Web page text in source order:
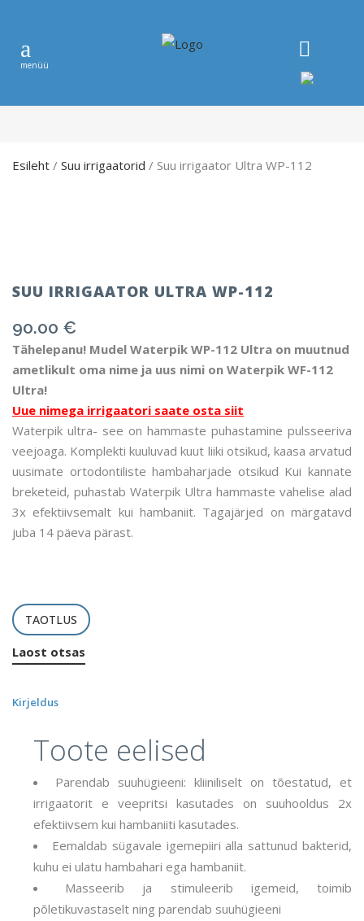
Esileht / Suu irrigaatorid / Suu irrigaator Ultra WP-112
SUU IRRIGAATOR ULTRA WP-112
90.00 €
Tähelepanu! Mudel Waterpik WP-112 Ultra on muutnud
ametlikult oma nime ja uus nimi on Waterpik WF-112
Ultra!
Uue nimega irrigaatori saate osta siit
Waterpik ultra- see on hammaste puhastamine pulsseeriva
veejoaga. Komplekti kuuluvad kuut liiki otsikud, kaasa arvatud
uusimate ortodontiliste hambaharjade otsikud Kui kannate
breketeid, puhastab Waterpik Ultra hammaste vahelise alad
3x efektiivsemalt kui hambaniit. Tagajärjed on märgatavd
juba 14 päeva pärast.
TAOTLUS
Laost otsas
Kirjeldus
Toote eelised
Parendab suuhügieeni: kliiniliselt on tõestatud, et
irrigaatorit e veepritsi kasutades on suuhooldus 2x
efektiivsem kui hambaniiti kasutades.
Eemaldab sügavale igemepiiri alla sattunud bakterid,
kuhu ei ulatu hambahari ega hambaniit.
Masseerib ja stimuleerib igemeid, toimib
põletikuvastaselt ning parendab suuhügieeni